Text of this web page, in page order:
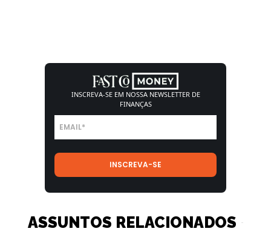
INSCREVA-SE EM NOSSA NEWSLETTER DE
FINANÇAS
ASSUNTOS RELACIONADOS